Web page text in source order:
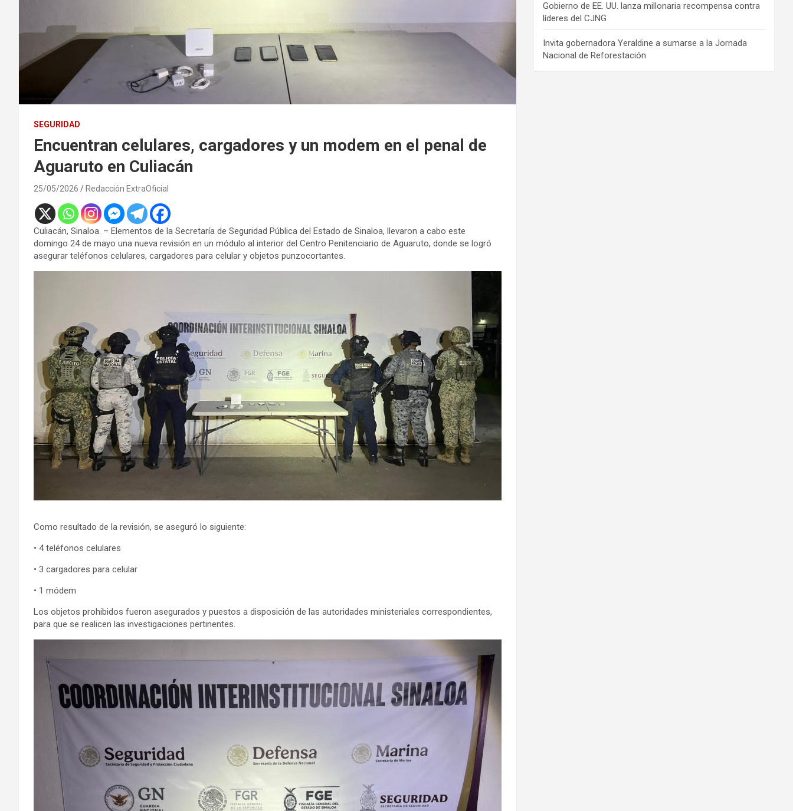
SEGURIDAD
Encuentran celulares, cargadores y un modem en el penal de
Aguaruto en Culiacán
25/05/2026 Redacción ExtraOficial
Culiacán, Sinaloa. – Elementos de la Secretaría de Seguridad Pública del Estado de Sinaloa, llevaron a cabo este
domingo 24 de mayo una nueva revisión en un módulo al interior del Centro Penitenciario de Aguaruto, donde se logró
asegurar teléfonos celulares, cargadores para celular y objetos punzocortantes.
Como resultado de la revisión, se aseguró lo siguiente:
• 4 teléfonos celulares
• 3 cargadores para celular
• 1 módem
Los objetos prohibidos fueron asegurados y puestos a disposición de las autoridades ministeriales correspondientes,
para que se realicen las investigaciones pertinentes.
Gobierno de EE. UU. lanza millonaria recompensa contra
líderes del CJNG
Invita gobernadora Yeraldine a sumarse a la Jornada
Nacional de Reforestación